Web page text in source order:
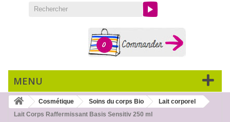
0
MENU
Cosmétique Soins du corps Bio
Lait corporel
Lait Corps Raffermissant Basis Sensitiv 250 ml